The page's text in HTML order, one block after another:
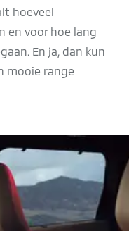
hoeveel
en voor hoe lang
En ja, dan kun
mooie range